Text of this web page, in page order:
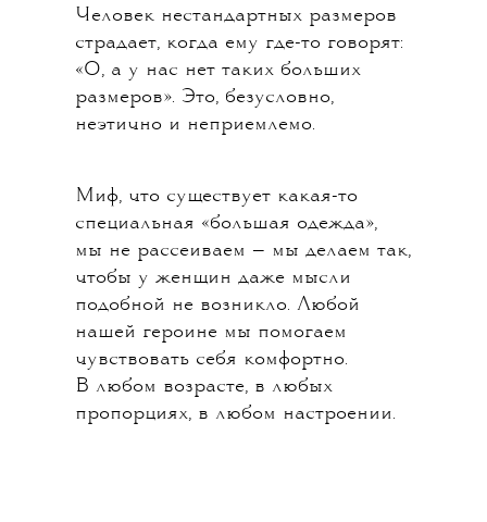
Человек нестандартных размеров
страдает, когда ему где-то говорят:
«О, а у нас нет таких больших
размеров». Это, безусловно,
неэтично и неприемлемо.
Миф, что существует какая-то
специальная «большая одежда»,
мы не рассеиваем — мы делаем так,
чтобы у женщин даже мысли
подобной не возникло. Любой
нашей героине мы помогаем
чувствовать себя комфортно.
В любом возрасте, в любых
пропорциях, в любом настроении.